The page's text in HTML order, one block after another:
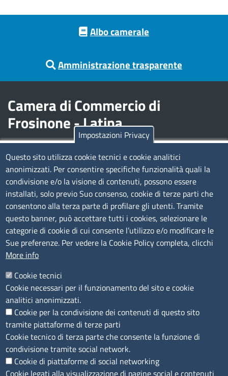
Albo camerale
Amministrazione trasparente
Camera di Commercio di
Frosinone - Latina
Contatti
Sede Legale di Latina: Viale Umberto I, 80 - 04100 (LT)
tel. 0773/6721
Sede di Frosinone: Via Alcide De Gasperi, 1 - 03100 (FR)
tel. 0775/2751
Peccciaa@pec.frlt.camcom.it
Ufficio relazioni con il pubblico
Codice Fiscale e Partita Iva: 02957560598
Codice univoco ufficio fatt.elettronica: 1TOEDU
Seguici su
Impostazioni Privacy
Questo sito utilizza cookie tecnici e cookie analitici
anonimizzati. Per consentire specifiche funzionalità quali la
condivisione e/o la visione di contenuti, possono essere
installati, solo previo Suo consenso, cookie di terze parti che
consentono alla terza parte di profilare gli utenti. Tramite
questo banner, può accettare tutti i cookies, selezionare le
categorie di cookie di cui consente l’utilizzo e/o modificare le
Sue preferenze. Per vedere la Cookie Policy completa, clicchi
More info
Cookie tecnici
Cookie necessari per il funzionamento del sito e cookie
analitici anonimizzati.
Cookie per la condivisione dei contenuti di questo sito
tramite piattaforme di terze parti
Cookie tecnico di terza parte che consente la funzione di
condivisione tramite social network.
Cookie di piattaforme di social networking
Cookie legati alla visualizzazione di pagine social e contenuti